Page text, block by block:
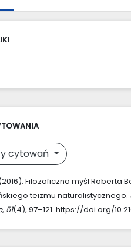
cytowań
Filozoficzna myśl Roberta
teizmu naturalistycznego.
, 51(4), 97–121. https://doi.org/